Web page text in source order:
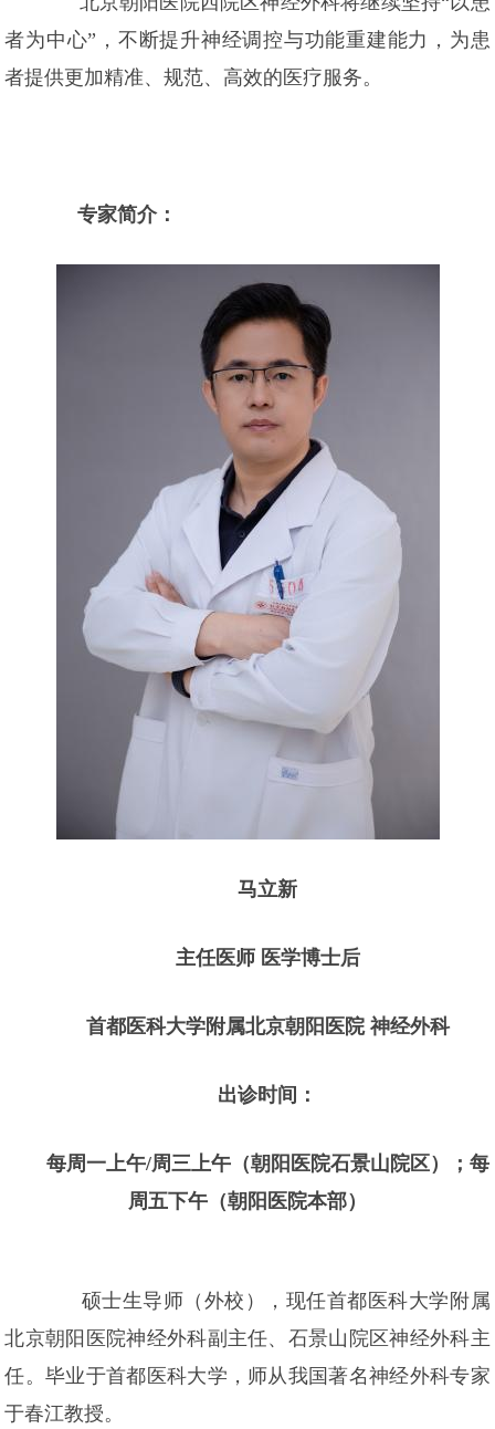
者为中心”，不断提升神经调控与功能重建能力，为患
者提供更加精准、规范、高效的医疗服务。
专家简介：
马立新
主任医师 医学博士后
首都医科大学附属北京朝阳医院 神经外科
出诊时间：
每周一上午/周三上午（朝阳医院石景山院区）；每
周五下午（朝阳医院本部）
硕士生导师（外校），现任首都医科大学附属
北京朝阳医院神经外科副主任、石景山院区神经外科主
任。毕业于首都医科大学，师从我国著名神经外科专家
于春江教授。